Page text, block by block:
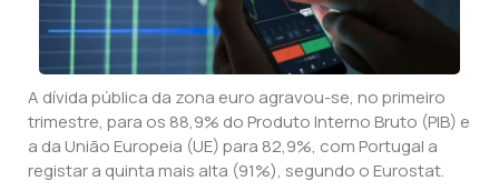
A dívida pública da zona euro agravou-se, no primeiro
trimestre, para os 88,9% do Produto Interno Bruto (PIB) e
a da União Europeia (UE) para 82,9%, com Portugal a
registar a quinta mais alta (91%), segundo o Eurostat.